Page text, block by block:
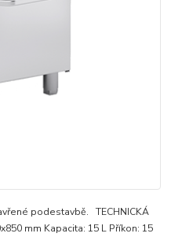
podestavbě. TECHNICKÁ
mm Kapacita: 15 L Příkon: 15